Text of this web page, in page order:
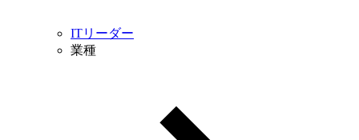
ITリーダー
業種